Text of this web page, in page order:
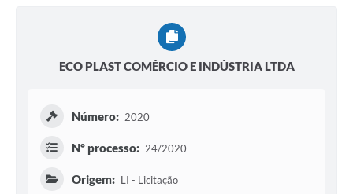
ECO PLAST COMÉRCIO E INDÚSTRIA LTDA
Número: 2020
Nº processo: 24/2020
Origem: LI - Licitação